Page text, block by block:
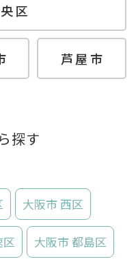
区
芦屋市
探す
大阪市 西区
区 大阪市 都島区